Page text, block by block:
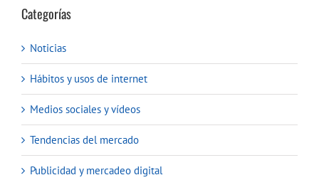
Categorías
Noticias
Hábitos y usos de internet
Medios sociales y vídeos
Tendencias del mercado
Publicidad y mercadeo digital